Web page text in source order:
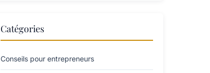
Catégories
Conseils pour entrepreneurs